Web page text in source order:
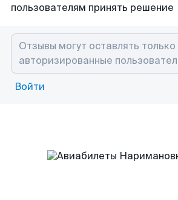
пользователям принять решение
Войти